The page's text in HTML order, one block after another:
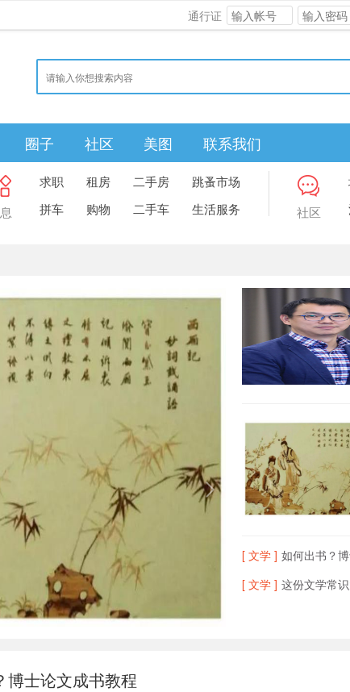
通行证
圈子 社区 美图 联系我们
求职 租房 二手房
跳蚤市场
拼车
购物 二手车 生活服务 社区
[ 文学 ] 如何出书？
[ 文学 ] 这份文学常
博士论文成书教程